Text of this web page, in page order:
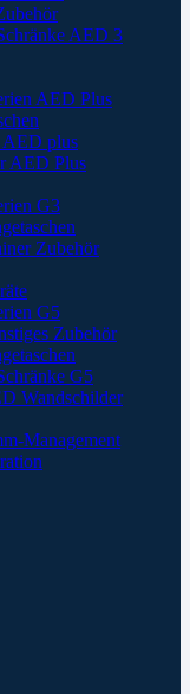
AED 3
AED Plus
AED plus
AED Plus
G3
Zubehör
G5
Zubehör
G5
Wandschilder
Management